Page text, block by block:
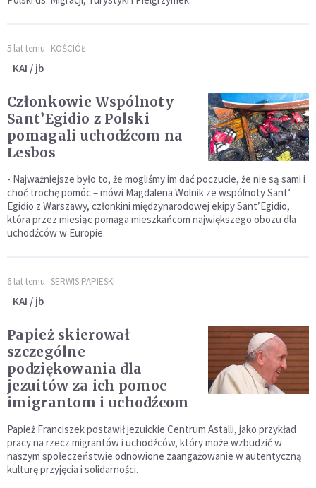
5 lat temu KOŚCIÓŁ
KAI / jb
Członkowie Wspólnoty
Sant’Egidio z Polski
pomagali uchodźcom na
Lesbos
- Najważniejsze było to, że mogliśmy im dać poczucie, że nie są sami i
choć trochę pomóc – mówi Magdalena Wolnik ze wspólnoty Sant’
Egidio z Warszawy, członkini międzynarodowej ekipy Sant’Egidio,
która przez miesiąc pomaga mieszkańcom największego obozu dla
uchodźców w Europie.
6 lat temu SERWIS PAPIESKI
KAI / jb
Papież skierował
szczególne
podziękowania dla
jezuitów za ich pomoc
imigrantom i uchodźcom
Papież Franciszek postawił jezuickie Centrum Astalli, jako przykład
pracy na rzecz migrantów i uchodźców, który może wzbudzić w
naszym społeczeństwie odnowione zaangażowanie w autentyczną
kulturę przyjęcia i solidarności.